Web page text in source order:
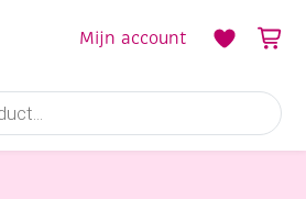
Mijn account